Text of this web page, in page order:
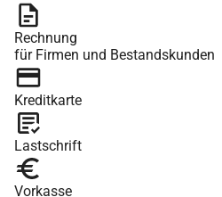
Rechnung
für Firmen und Bestandskunden
Kreditkarte
Lastschrift
Vorkasse